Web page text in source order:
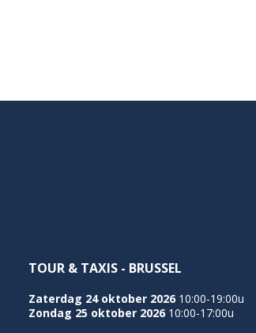
TOUR & TAXIS - BRUSSEL
Zaterdag 24 oktober 2026 10:00-19:00u
Zondag 25 oktober 2026 10:00-17:00u